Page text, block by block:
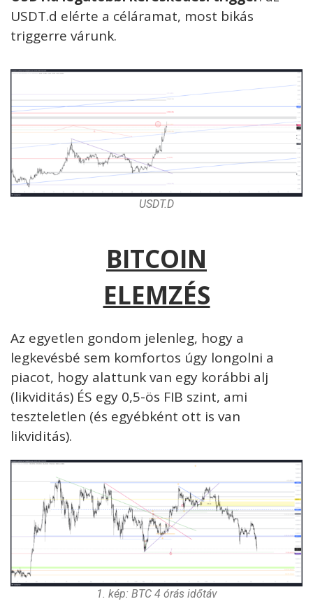
USDT.d elérte a céláramat, most bikás
triggerre várunk.
USDT.D
BITCOIN
ELEMZÉS
Az egyetlen gondom jelenleg, hogy a
legkevésbé sem komfortos úgy longolni a
piacot, hogy alattunk van egy korábbi alj
(likviditás) ÉS egy 0,5-ös FIB szint, ami
teszteletlen (és egyébként ott is van
likviditás).
1. kép: BTC 4 órás időtáv